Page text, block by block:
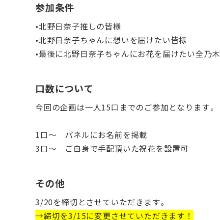
参加条件
•北野日奈子推しの皆様
•北野日奈子ちゃんに想いを届けたい皆様
•最後に北野日奈子ちゃんにお花を届けたい全乃
口数について
今回の企画は一人15口までのご参加となります。
1口〜 パネルにお名前を掲載
3口〜 ご自身で手配頂いた祝花を設置可
その他
3/20を締切とさせていただきます。
→締切を3/15に変更させていただきます！